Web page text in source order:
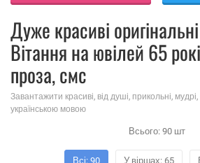
Дуже красиві
Вітання на ювілей 65
проза, смс
Завантажити красиві, від душі, прикольні,
українською мовою
Всього: 90шт
Всі: 90 У віршах: 65